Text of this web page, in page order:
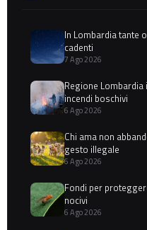
In Lombardia tante
cadenti
7 Ago 2026
Regione
incendi boschivi
6 Ago 2026
Chi ama non
gesto illegale
6 Ago 2026
Fondi per
nocivi
6 Ago 2026